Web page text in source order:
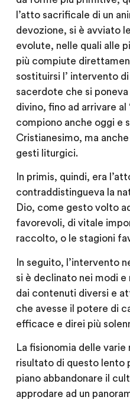
l’atto sacrificale di un
devozione, si è avviato
evolute, nelle quali alle
più compiute
sostituirsi l’ intervento di
sacerdote che si
divino, fino ad arrivare
compiono anche oggi e
Cristianesimo, ma
gesti liturgici.
In primis, quindi, era
contraddistingueva la
Dio, come gesto volto
favorevoli, di vitale
raccolto, o le stagioni
In seguito, l’intervento
si è declinato nei modi
dai contenuti diversi e
che avesse il potere di
efficace e direi più
La fisionomia delle varie
risultato di questo lento
piano abbandonare il
approdare ad un